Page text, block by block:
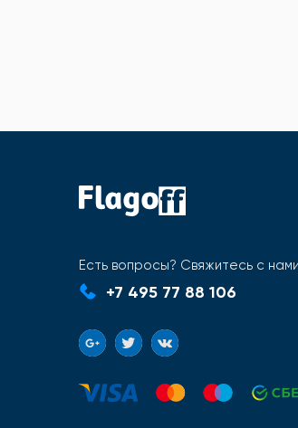
Есть вопросы? Свяжитесь с нами
+7 495 77 88 106